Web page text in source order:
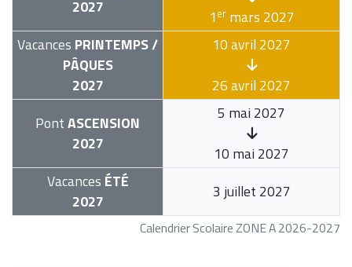
Calendrier Scolaire ZONE A 2026-2027
2027
1ermars 2027
Vacances PRINTEMPS /
PÂQUES
2027
10 avril 2027
26 avril 2027
PontASCENSION
2027
5 mai 2027
10 mai 2027
Vacances ÉTÉ
2027
3 juillet 2027